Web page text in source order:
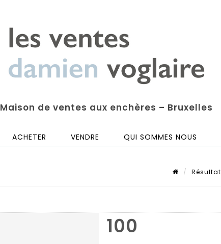
Maison de ventes aux enchères – Bruxelles
ACHETER VENDRE QUI SOMMES NOUS
Résultat
100